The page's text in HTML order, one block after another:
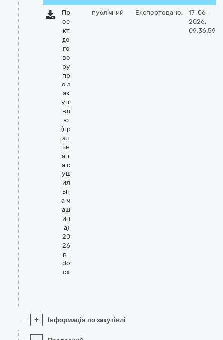
Пр
ое
кт
до
го
во
ру
пр
о з
ак
упі
вл
ю
(пр
ал
ьн
а т
а с
уш
ил
ьн
а м
аш
ин
а)
20
26
р..
do
cx
публічний Експортовано:
17-06-
2026,
09:36:59
+ Інформація по закупівлі